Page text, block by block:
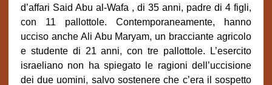
d’affari Said Abu al-Wafa , di 35 anni, padre di 4 figli,
con 11 pallottole. Contemporaneamente, hanno
ucciso anche Ali Abu Maryam, un bracciante agricolo
e studente di 21 anni, con tre pallottole. L’esercito
israeliano non ha spiegato le ragioni dell’uccisione
dei due uomini, salvo sostenere che c’era il sospetto